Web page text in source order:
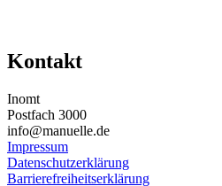
Kontakt
Inomt
Postfach 3000
info@manuelle.de
Impressum
Datenschutzerklärung
Barrierefreiheitserklärung